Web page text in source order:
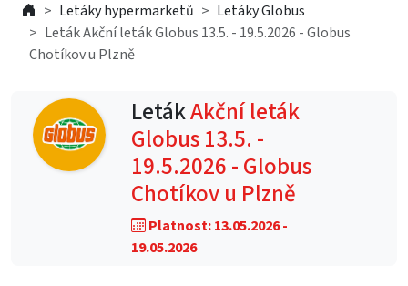
Letáky hypermarketů
Letáky Globus
Leták Akční leták Globus 13.5. - 19.5.2026 - Globus
Chotíkov u Plzně
LetákAkční leták
Globus 13.5. -
19.5.2026 - Globus
Chotíkov u Plzně
Platnost: 13.05.2026 -
19.05.2026